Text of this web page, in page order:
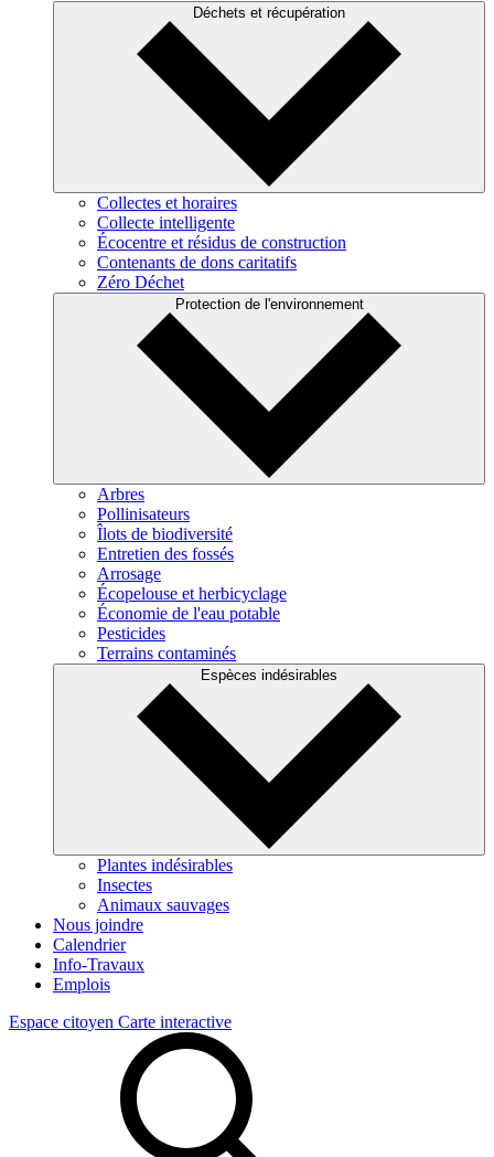
Déchets et récupération
Collectes et horaires
Collecte intelligente
Écocentre et résidus de construction
Contenants de dons caritatifs
Zéro Déchet
Protection de l'environnement
Arbres
Pollinisateurs
Îlots de biodiversité
Entretien des fossés
Arrosage
Écopelouse et herbicyclage
Économie de l'eau potable
Pesticides
Terrains contaminés
Espèces indésirables
Plantes indésirables
Insectes
Animaux sauvages
Nous joindre
Calendrier
Info-Travaux
Emplois
Espace citoyen Carte interactive